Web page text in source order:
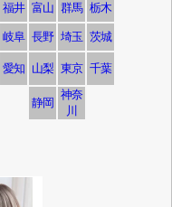
福井 富山 群馬 栃木
岐阜 長野 埼玉 茨城
愛知 山梨 東京 千葉
静岡
神奈
川